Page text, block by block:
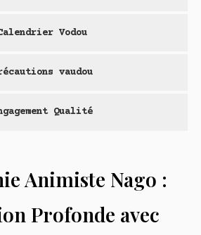
Vodou
vaudou
Qualité
Animiste Nago :
Profonde avec